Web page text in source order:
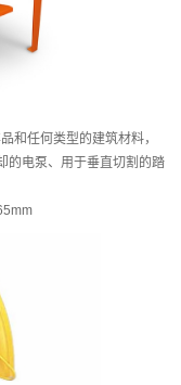
和任何类型的建筑材料，
的电泵、用于垂直切割的踏